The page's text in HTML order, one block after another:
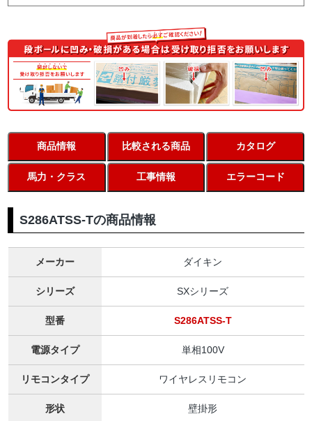
商品情報 比較される商品 カタログ
馬力・クラス 工事情報 エラーコード
S286ATSS-Tの商品情報
メーカー ダイキン
シリーズ SXシリーズ
型番 S286ATSS-T
電源タイプ 単相100V
リモコンタイプ ワイヤレスリモコン
形状 壁掛形